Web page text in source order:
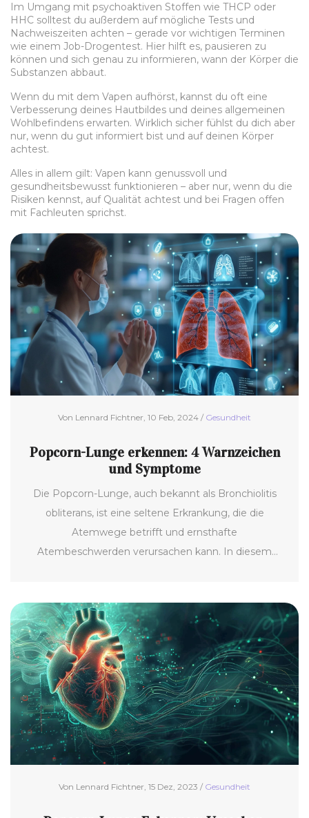
Im Umgang mit psychoaktiven Stoffen wie THCP oder
HHC solltest du außerdem auf mögliche Tests und
Nachweiszeiten achten – gerade vor wichtigen Terminen
wie einem Job-Drogentest. Hier hilft es, pausieren zu
können und sich genau zu informieren, wann der Körper die
Substanzen abbaut.
Wenn du mit dem Vapen aufhörst, kannst du oft eine
Verbesserung deines Hautbildes und deines allgemeinen
Wohlbefindens erwarten. Wirklich sicher fühlst du dich aber
nur, wenn du gut informiert bist und auf deinen Körper
achtest.
Alles in allem gilt: Vapen kann genussvoll und
gesundheitsbewusst funktionieren – aber nur, wenn du die
Risiken kennst, auf Qualität achtest und bei Fragen offen
mit Fachleuten sprichst.
Von Lennard Fichtner, 10 Feb, 2024 / Gesundheit
Popcorn-Lunge erkennen: 4 Warnzeichen
und Symptome
Die Popcorn-Lunge, auch bekannt als Bronchiolitis
obliterans, ist eine seltene Erkrankung, die die
Atemwege betrifft und ernsthafte
Atembeschwerden verursachen kann. In diesem
geben wir Einblicke in Ursachen und mögliche
Behandlungsoptionen. Unser Ziel ist es, Bewusstsein
für diese Krankheit zu schaffen und dabei zu helfen,
sie frühzeitig zu erkennen.
Von Lennard Fichtner, 15 Dez, 2023 / Gesundheit